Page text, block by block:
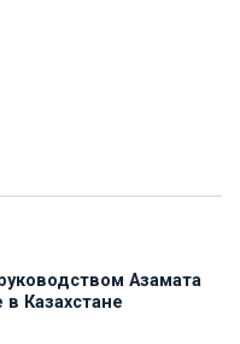
Азамата
Казахстане